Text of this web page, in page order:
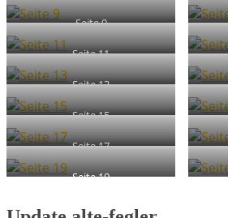
Seite 9
Seite 11
Seite 13
Seite 15
Seite 17
Seite 19